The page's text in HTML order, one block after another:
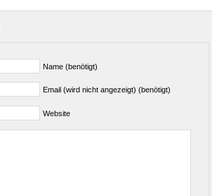
Name (benötigt)
Email (wird nicht angezeigt) (benötigt)
Website